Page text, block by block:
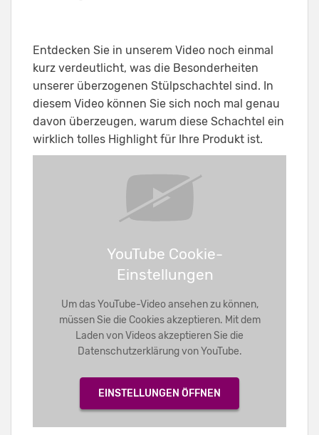
Entdecken Sie in unserem Video noch einmal
kurz verdeutlicht, was die Besonderheiten
unserer überzogenen Stülpschachtel sind. In
diesem Video können Sie sich noch mal genau
davon überzeugen, warum diese Schachtel ein
wirklich tolles Highlight für Ihre Produkt ist.
YouTube Cookie-
Einstellungen
Um das YouTube-Video ansehen zu können,
müssen Sie die Cookies akzeptieren. Mit dem
Laden von Videos akzeptieren Sie die
Datenschutzerklärung von YouTube.
EINSTELLUNGEN ÖFFNEN